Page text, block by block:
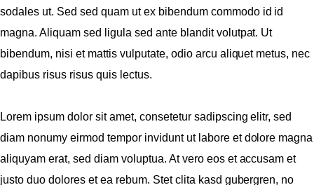
sodales ut. Sed sed quam ut ex bibendum commodo id id
magna. Aliquam sed ligula sed ante blandit volutpat. Ut
bibendum, nisi et mattis vulputate, odio arcu aliquet metus, nec
dapibus risus risus quis lectus.
Lorem ipsum dolor sit amet, consetetur sadipscing elitr, sed
diam nonumy eirmod tempor invidunt ut labore et dolore magna
aliquyam erat, sed diam voluptua. At vero eos et accusam et
justo duo dolores et ea rebum. Stet clita kasd gubergren, no